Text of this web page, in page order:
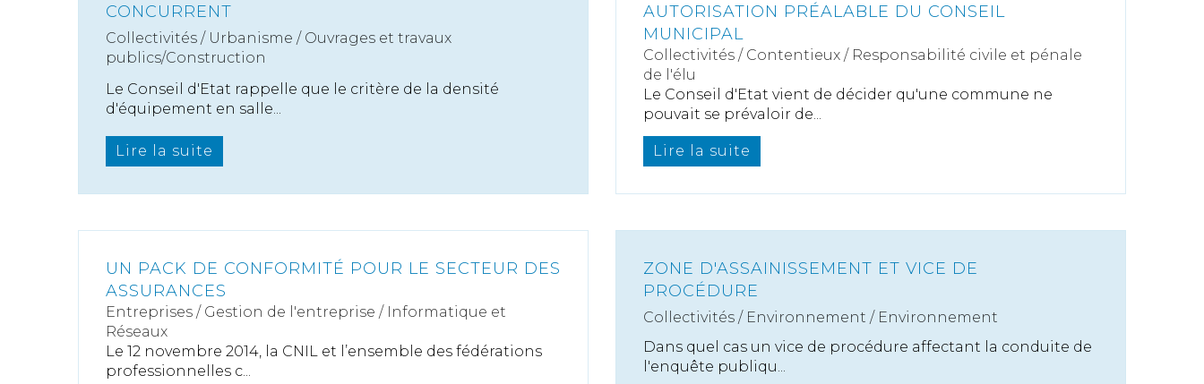
CONCURRENT
Collectivités / Urbanisme / Ouvrages et travaux
publics/Construction
Le Conseil d'Etat rappelle que le critère de la densité
d'équipement en salle...
Lire la suite
AUTORISATION PRÉALABLE DU CONSEIL
MUNICIPAL
Collectivités / Contentieux / Responsabilité civile et pénale
de l'élu
Le Conseil d'Etat vient de décider qu'une commune ne
pouvait se prévaloir de...
Lire la suite
UN PACK DE CONFORMITÉ POUR LE SECTEUR DES
ASSURANCES
Entreprises / Gestion de l'entreprise / Informatique et
Réseaux
Le 12 novembre 2014, la CNIL et l’ensemble des fédérations
professionnelles c...
ZONE D'ASSAINISSEMENT ET VICE DE
PROCÉDURE
Collectivités / Environnement / Environnement
Dans quel cas un vice de procédure affectant la conduite de
l'enquête publiqu...